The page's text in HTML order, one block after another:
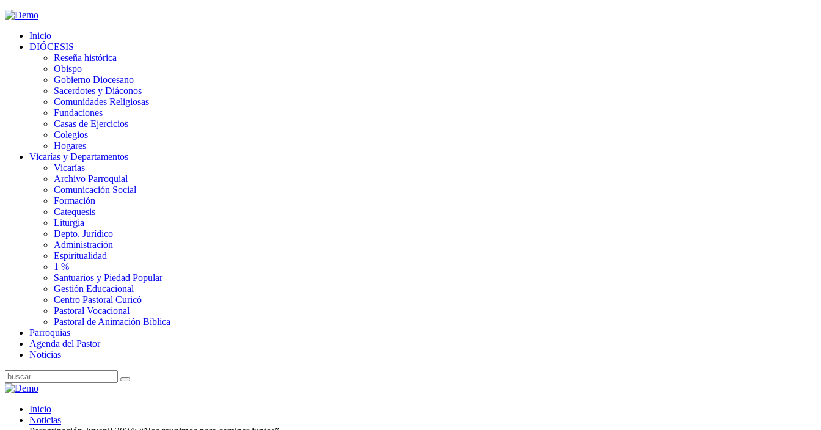
Inicio
DIÓCESIS
Reseña histórica
Obispo
Gobierno Diocesano
Sacerdotes y Diáconos
Comunidades Religiosas
Fundaciones
Casas de Ejercicios
Colegios
Hogares
Vicarías y Departamentos
Vicarías
Archivo Parroquial
Comunicación Social
Formación
Catequesis
Liturgia
Depto. Jurídico
Administración
Espiritualidad
1 %
Santuarios y Piedad Popular
Gestión Educacional
Centro Pastoral Curicó
Pastoral Vocacional
Pastoral de Animación Bíblica
Parroquias
Agenda del Pastor
Noticias
Inicio
Noticias